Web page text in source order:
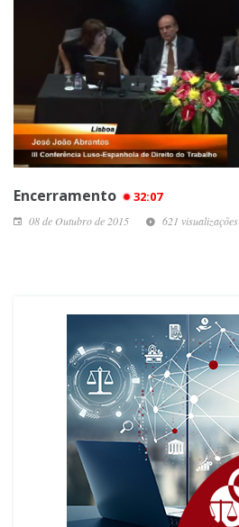
Encerramento 32:07
08 de Outubro de 2015 621 visualizações